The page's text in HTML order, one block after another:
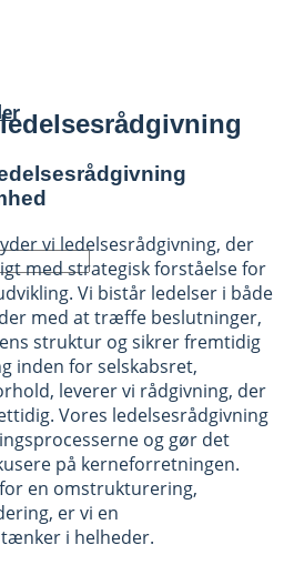
vi ledelsesrådgivning, der
med strategisk forståelse for
Vi bistår ledelser i både
med at træffe beslutninger,
struktur og sikrer fremtidig
inden for selskabsret,
leverer vi rådgivning, der
Vores ledelsesrådgivning
og gør det
på kerneforretningen.
en omstrukturering,
er vi en
i helheder.